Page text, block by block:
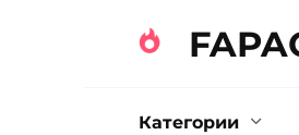
Категории